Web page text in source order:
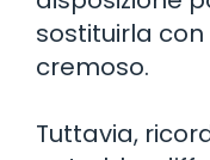
sostituirla
cremoso.
Tuttavia,